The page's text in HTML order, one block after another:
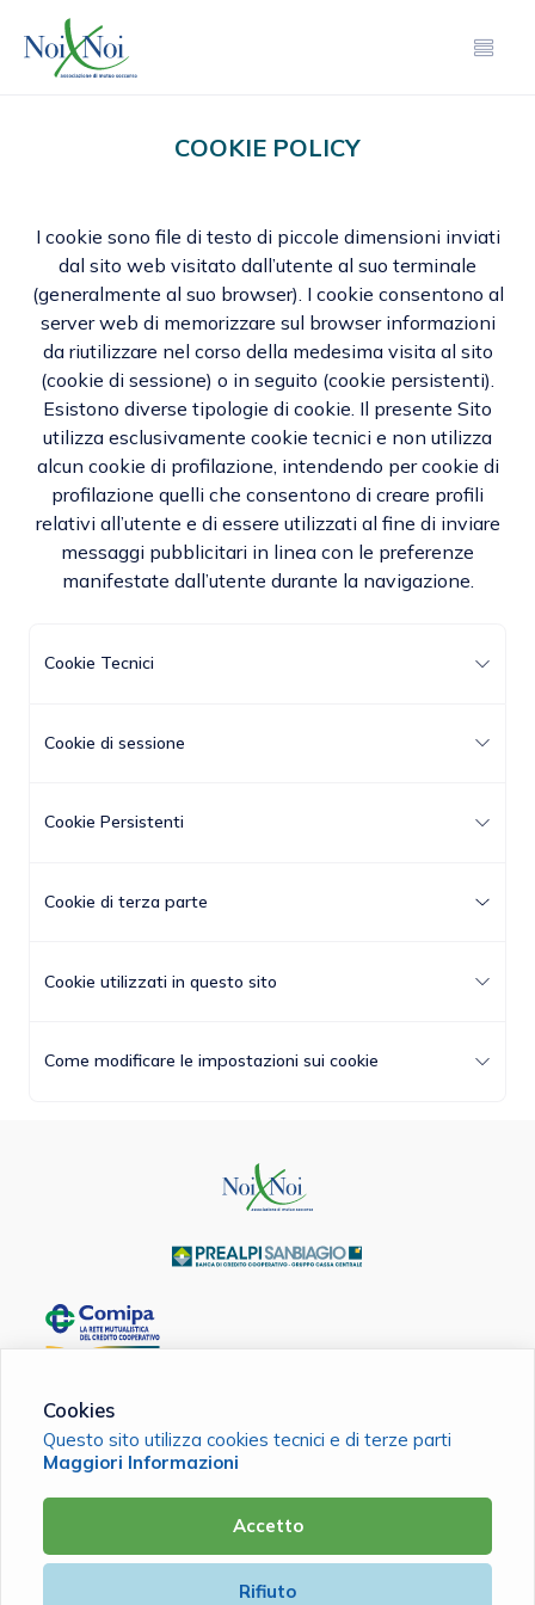
COOKIE POLICY
I cookie sono file di testo di piccole dimensioni inviati
dal sito web visitato dall’utente al suo terminale
(generalmente al suo browser). I cookie consentono al
server web di memorizzare sul browser informazioni
da riutilizzare nel corso della medesima visita al sito
(cookie di sessione) o in seguito (cookie persistenti).
Esistono diverse tipologie di cookie. Il presente Sito
utilizza esclusivamente cookie tecnici e non utilizza
alcun cookie di profilazione, intendendo per cookie di
profilazione quelli che consentono di creare profili
relativi all’utente e di essere utilizzati al fine di inviare
messaggi pubblicitari in linea con le preferenze
manifestate dall’utente durante la navigazione.
Cookie Tecnici
Cookie di sessione
Cookie Persistenti
Cookie di terza parte
Cookie utilizzati in questo sito
Come modificare le impostazioni sui cookie
Noi x Noi Associazione di Mutuo Soccorso ETS
C.F. 93014070267 |Cookie Policy
Powered by
Cookies
Questo sito utilizza cookies tecnici e di terze parti
Maggiori Informazioni
Accetto
Rifiuto